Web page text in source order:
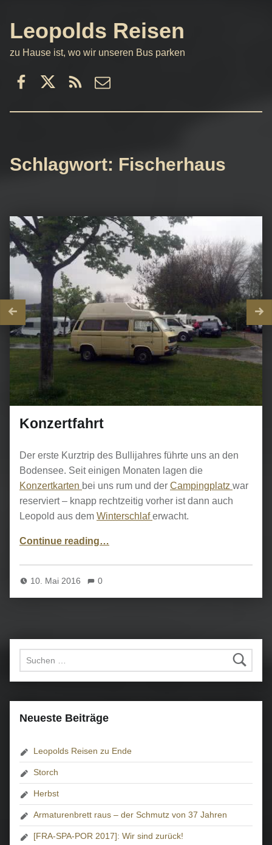
Leopolds Reisen
zu Hause ist, wo wir unseren Bus parken
Schlagwort: Fischerhaus
Konzertfahrt
Der erste Kurztrip des Bullijahres führte uns an den
Bodensee. Seit einigen Monaten lagen die
Konzertkarten bei uns rum und der Campingplatz war
reserviert – knapp rechtzeitig vorher ist dann auch
Leopold aus dem Winterschlaferwacht.
Continue reading…
10. Mai 2016 0
Suchen nach:
Neueste Beiträge
Leopolds Reisen zu Ende
Storch
Herbst
Armaturenbrett raus – der Schmutz von 37 Jahren
[FRA-SPA-POR 2017]: Wir sind zurück!